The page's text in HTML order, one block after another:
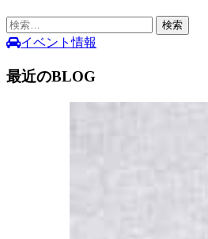
検
索:イベント情報
最近のBLOG